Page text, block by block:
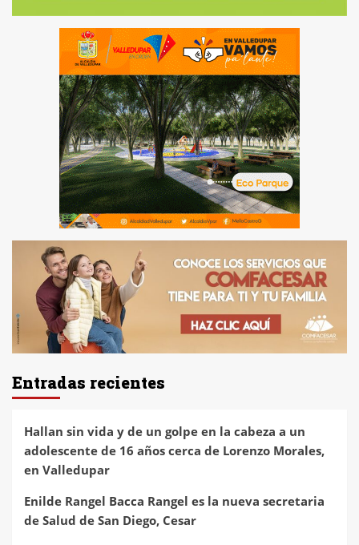
Entradas recientes
Hallan sin vida y de un golpe en la cabeza a un
adolescente de 16 años cerca de Lorenzo Morales,
en Valledupar
Enilde Rangel Bacca Rangel es la nueva secretaria
de Salud de San Diego, Cesar